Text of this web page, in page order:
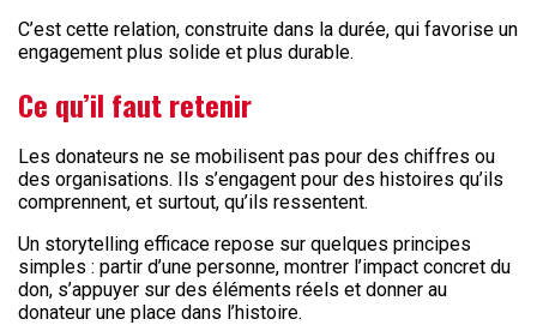
C’est cette relation, construite dans la durée, qui favorise un
engagement plus solide et plus durable.
Ce qu’il faut retenir
Les donateurs ne se mobilisent pas pour des chiffres ou
des organisations. Ils s’engagent pour des histoires qu’ils
comprennent, et surtout, qu’ils ressentent.
Un storytelling efficace repose sur quelques principes
simples : partir d’une personne, montrer l’impact concret du
don, s’appuyer sur des éléments réels et donner au
donateur une place dans l’histoire.